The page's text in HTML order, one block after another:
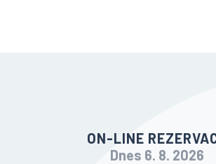
ON-LINE
Dnes 6. 8. 2026